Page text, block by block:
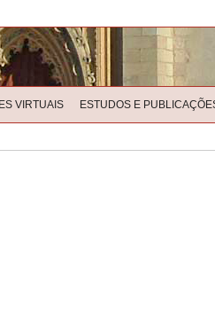
VIRTUAIS ESTUDOS E